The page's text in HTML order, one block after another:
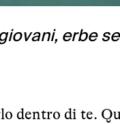
erbe
dentro di te.